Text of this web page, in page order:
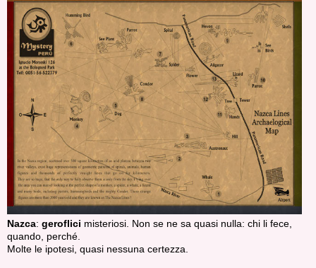
Nazca: geroflici misteriosi. Non se ne sa quasi nulla: chi li fece,
quando, perché.
Molte le ipotesi, quasi nessuna certezza.